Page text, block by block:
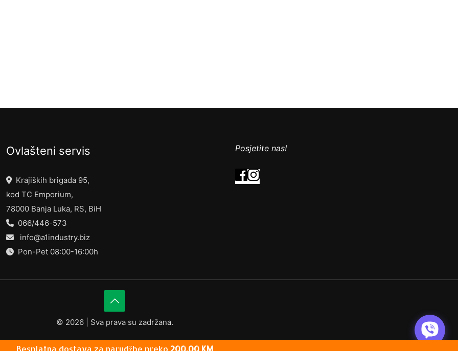
Ovlašteni servis
Krajiških brigada 95,
kod TC Emporium,
78000 Banja Luka, RS, BiH
066/446-573
info@a1industry.biz
Pon-Pet 08:00-16:00h
Posjetite nas!
© 2026 | Sva prava su zadržana.
Besplatna dostava za narudžbe preko 200,00 KM